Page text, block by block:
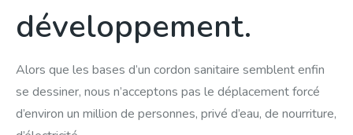
développement.
Alors que les bases d’un cordon sanitaire semblent enfin
se dessiner, nous n’acceptons pas le déplacement forcé
d’environ un million de personnes, privé d’eau, de nourriture,